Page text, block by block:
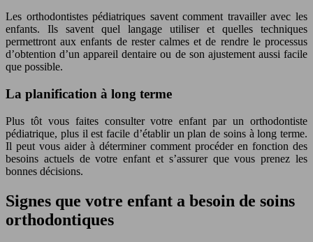
Les orthodontistes pédiatriques savent comment travailler avec les
enfants. Ils savent quel langage utiliser et quelles techniques
permettront aux enfants de rester calmes et de rendre le processus
d’obtention d’un appareil dentaire ou de son ajustement aussi facile
que possible.
La planification à long terme
Plus tôt vous faites consulter votre enfant par un orthodontiste
pédiatrique, plus il est facile d’établir un plan de soins à long terme.
Il peut vous aider à déterminer comment procéder en fonction des
besoins actuels de votre enfant et s’assurer que vous prenez les
bonnes décisions.
Signes que votre enfant a besoin de soins
orthodontiques